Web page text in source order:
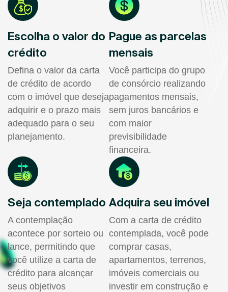
Escolha o valor do
crédito
Defina o valor da carta
de crédito de acordo
com o imóvel que deseja
adquirir e o prazo mais
adequado para o seu
planejamento.
Pague as parcelas
mensais
Você participa do grupo
de consórcio realizando
pagamentos mensais,
sem juros bancários e
com maior
previsibilidade
financeira.
Seja contemplado
A contemplação
acontece por sorteio ou
lance, permitindo que
você utilize a carta de
crédito para alcançar
seus objetivos
Adquira seu imóvel
Com a carta de crédito
contemplada, você pode
comprar casas,
apartamentos, terrenos,
imóveis comerciais ou
investir em construção e